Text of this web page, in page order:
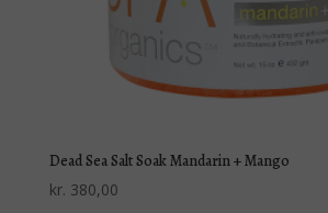
Dead Sea Salt Soak Mandarin + Mango
kr. 380,00